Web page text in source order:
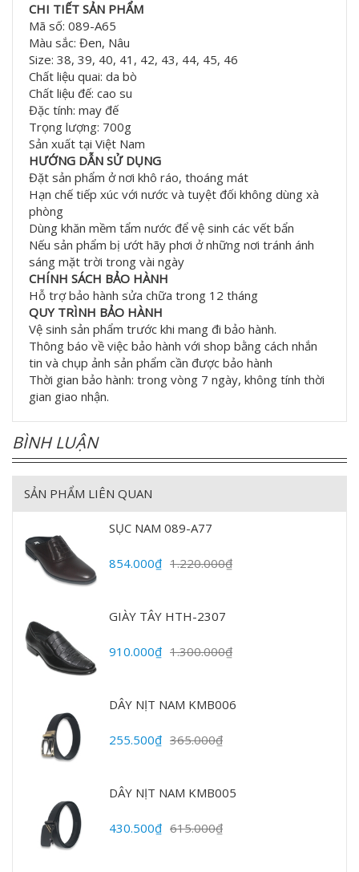
CHI TIẾT SẢN PHẨM
Mã số: 089-A65
Màu sắc: Đen, Nâu
Size: 38, 39, 40, 41, 42, 43, 44, 45, 46
Chất liệu quai: da bò
Chất liệu đế: cao su
Đặc tính: may đế
Trọng lượng: 700g
Sản xuất tại Việt Nam
HƯỚNG DẪN SỬ DỤNG
Đặt sản phẩm ở nơi khô ráo, thoáng mát
Hạn chế tiếp xúc với nước và tuyệt đối không dùng xà
phòng
Dùng khăn mềm tẩm nước để vệ sinh các vết bẩn
Nếu sản phẩm bị ướt hãy phơi ở những nơi tránh ánh
sáng mặt trời trong vài ngày
CHÍNH SÁCH BẢO HÀNH
Hỗ trợ bảo hành sửa chữa trong 12 tháng
QUY TRÌNH BẢO HÀNH
Vệ sinh sản phẩm trước khi mang đi bảo hành.
Thông báo về việc bảo hành với shop bằng cách nhắn
tin và chụp ảnh sản phẩm cần được bảo hành
Thời gian bảo hành: trong vòng 7 ngày, không tính thời
gian giao nhận.
BÌNH LUẬN
SẢN PHẨM LIÊN QUAN
SỤC NAM 089-A77
854.000₫ 1.220.000₫
GIÀY TÂY HTH-2307
910.000₫ 1.300.000₫
DÂY NỊT NAM KMB006
255.500₫ 365.000₫
DÂY NỊT NAM KMB005
430.500₫ 615.000₫